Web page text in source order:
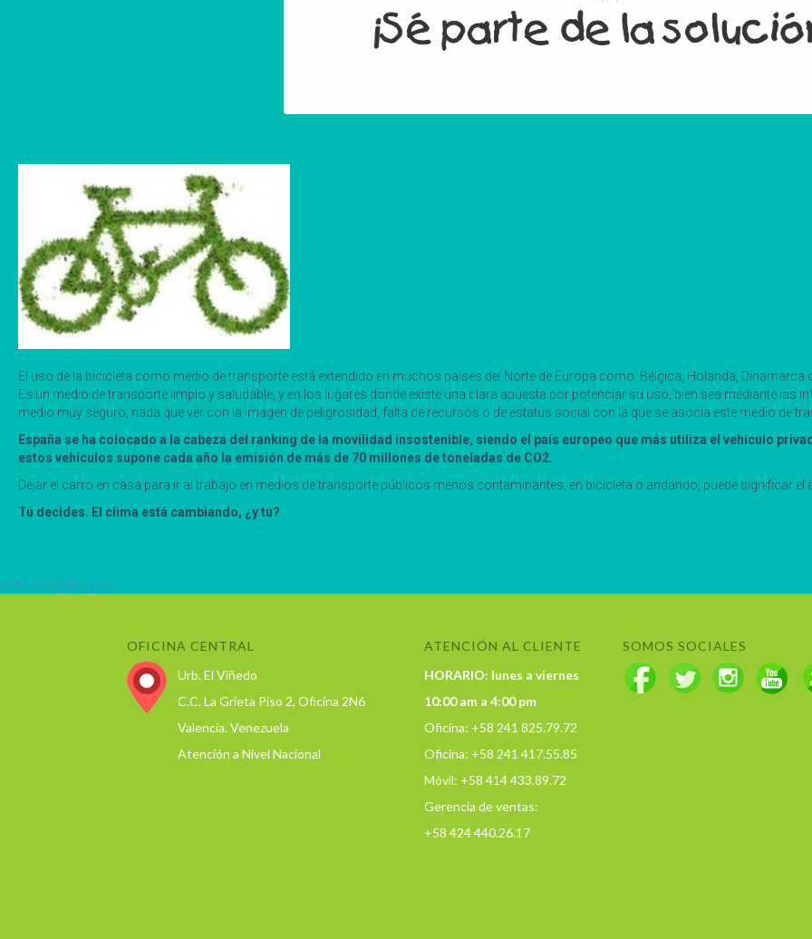
El uso de la bicicleta como medio de transporte está extendido en muchos países del Norte de Europa como: Bélgica, Holanda, Dinamarca
Es un medio de transporte limpio y saludable, y en los lugares donde existe una clara apuesta por potenciar su uso, bien sea mediante
medio muy seguro, nada que ver con la imagen de peligrosidad, falta de recursos o de estatus social con la que se asocia este medio de
España se ha colocado a la cabeza del ranking de la movilidad insostenible, siendo el país europeo que más utiliza el vehículo
estos vehículos supone cada año la emisión de más de 70 millones de toneladas de CO2.
Dejar el carro en casa para ir al trabajo en medios de transporte públicos menos contaminantes, en bicicleta o andando, puede significar el
Tú decides. El clima está cambiando, ¿y tú?
por @ebagsve
OFICINA CENTRAL
Urb. El Viñedo
C.C. La Grieta Piso 2, Oficina 2N6
Valencia. Venezuela
Atención a Nivel Nacional
ATENCIÓN AL CLIENTE
HORARIO: lunes a viernes
10:00 am a 4:00 pm
Oficina: +58 241 825.79.72
Oficina: +58 241 417.55.85
Móvil: +58 414 433.89.72
Gerencia de ventas:
+58 424 440.26.17
SOMOS SOCIALES